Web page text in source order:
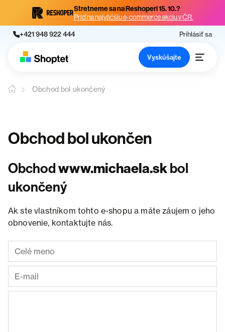
Stretneme sa na Reshoperi 15. 10.?
Príď na najväčšiu e-commerce akciu v ČR.
+421 948 922 444 Prihlásiť sa
Vyskúšajte
Obchod bol ukončený
Obchod bol ukončen
Obchodwww.michaela.skbol
ukončený
Ak ste vlastníkom tohto e-shopu a máte záujem o jeho
obnovenie, kontaktujte nás.